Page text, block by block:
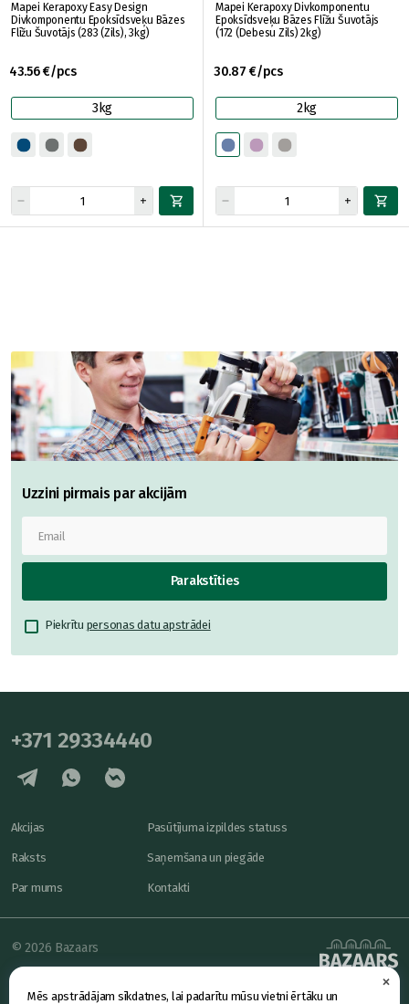
×
Mēs apstrādājam sīkdatnes, lai padarītu mūsu vietni ērtāku un
Mapei Kerapoxy Easy Design
Divkomponentu Epoksīdsveķu Bāzes
Flīžu Šuvotājs (283 (Zils), 3kg)
43.56 €/pcs
3kg
Mapei Kerapoxy Divkomponentu
Epoksīdsveķu Bāzes Flīžu Šuvotājs
(172 (Debesu Zils) 2kg)
30.87 €/pcs
2kg
Uzzini pirmais par akcijām
Parakstīties
Piekrītu personas datu apstrādei
+371 29334440
Akcijas
Raksts
Par mums
Pasūtījuma izpildes statuss
Saņemšana un piegāde
Kontakti
powered by
© 2026 Bazaars
Konfidencialitāte